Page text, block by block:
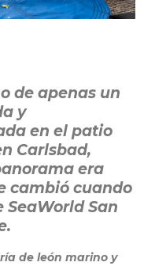
de apenas un
y
en el patio
Carlsbad,
era
cambió cuando
SeaWorld San
de león marino y